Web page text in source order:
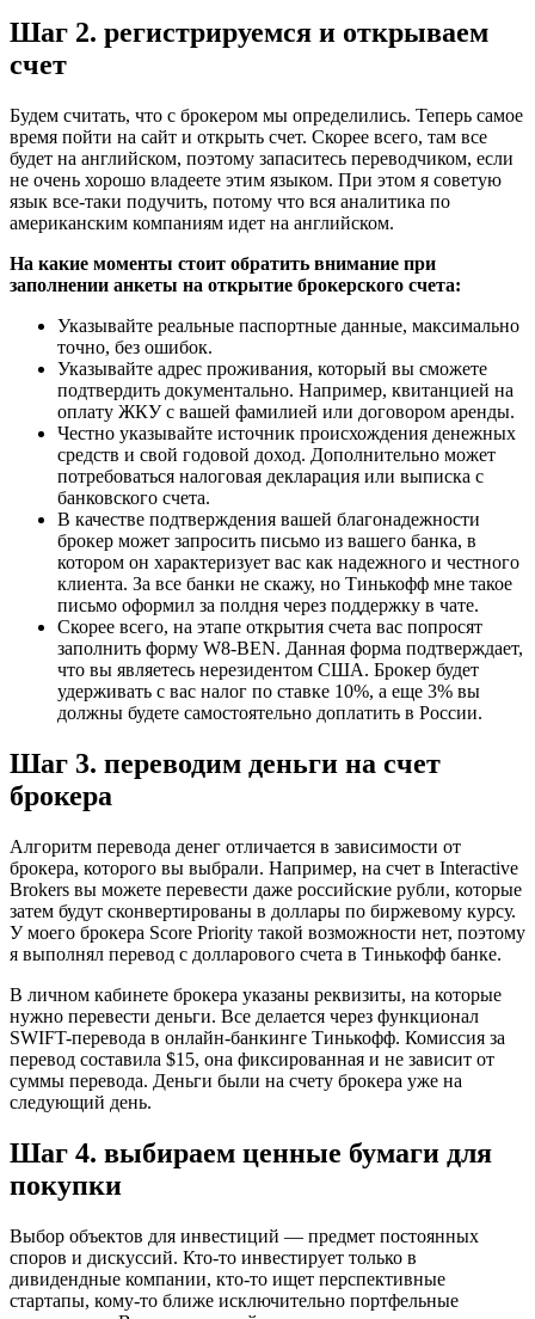
Шаг 2. регистрируемся и открываем
счет
Будем считать, что с брокером мы определились. Теперь самое
время пойти на сайт и открыть счет. Скорее всего, там все
будет на английском, поэтому запаситесь переводчиком, если
не очень хорошо владеете этим языком. При этом я советую
язык все-таки подучить, потому что вся аналитика по
американским компаниям идет на английском.
На какие моменты стоит обратить внимание при
заполнении анкеты на открытие брокерского счета:
Указывайте реальные паспортные данные, максимально
точно, без ошибок.
Указывайте адрес проживания, который вы сможете
подтвердить документально. Например, квитанцией на
оплату ЖКУ с вашей фамилией или договором аренды.
Честно указывайте источник происхождения денежных
средств и свой годовой доход. Дополнительно может
потребоваться налоговая декларация или выписка с
банковского счета.
В качестве подтверждения вашей благонадежности
брокер может запросить письмо из вашего банка, в
котором он характеризует вас как надежного и честного
клиента. За все банки не скажу, но Тинькофф мне такое
письмо оформил за полдня через поддержку в чате.
Скорее всего, на этапе открытия счета вас попросят
заполнить форму W8-BEN. Данная форма подтверждает,
что вы являетесь нерезидентом США. Брокер будет
удерживать с вас налог по ставке 10%, а еще 3% вы
должны будете самостоятельно доплатить в России.
Шаг 3. переводим деньги на счет
брокера
Алгоритм перевода денег отличается в зависимости от
брокера, которого вы выбрали. Например, на счет в Interactive
Brokers вы можете перевести даже российские рубли, которые
затем будут сконвертированы в доллары по биржевому курсу.
У моего брокера Score Priority такой возможности нет, поэтому
я выполнял перевод с долларового счета в Тинькофф банке.
В личном кабинете брокера указаны реквизиты, на которые
нужно перевести деньги. Все делается через функционал
SWIFT-перевода в онлайн-банкинге Тинькофф. Комиссия за
перевод составила $15, она фиксированная и не зависит от
суммы перевода. Деньги были на счету брокера уже на
следующий день.
Шаг 4. выбираем ценные бумаги для
покупки
Выбор объектов для инвестиций — предмет постоянных
споров и дискуссий. Кто-то инвестирует только в
дивидендные компании, кто-то ищет перспективные
стартапы, кому-то ближе исключительно портфельные